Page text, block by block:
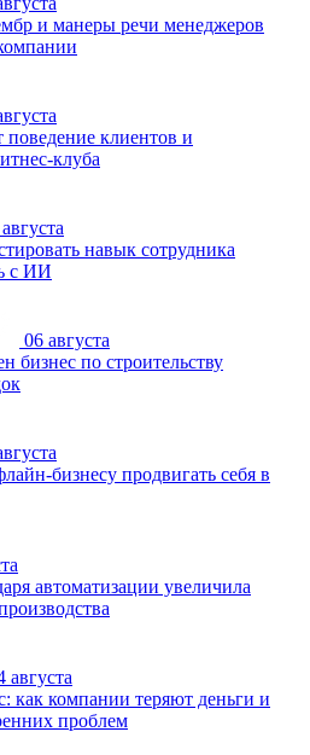
и манеры речи менеджеров
клиентов и
клуба
навык сотрудника
с ИИ
06 августа
бизнес по строительству
бизнесу продвигать себя в
автоматизации увеличила
августа
как компании теряют деньги и
проблем